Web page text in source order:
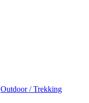
Outdoor / Trekking